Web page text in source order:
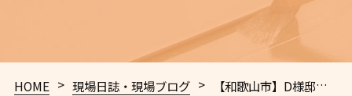
HOME > 現場日誌・現場ブログ > 【和歌山市】D様邸 【岩出市】Ⅰ様邸 施工報告 和歌山市 外壁塗装 屋根塗装 専門店 エースペイント